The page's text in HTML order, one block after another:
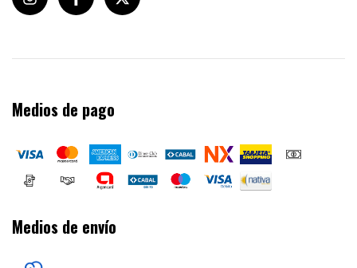
Medios de pago
Medios de envío